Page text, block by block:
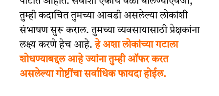
तुम्ही कदाचित तुमच्या आवडी असलेल्या लोकांशी
संभाषण सुरू कराल. तुमच्या व्यवसायासाठी प्रेक्षकांना
लक्ष्य करणे हेच आहे.हे अशा लोकांच्या गटाला
शोधण्याबद्दल आहे ज्यांना तुम्ही ऑफर करत
असलेल्या गोष्टींचा सर्वाधिक फायदा होईल.